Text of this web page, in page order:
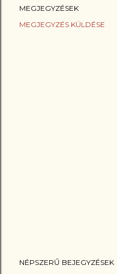
MEGJEGYZÉSEK
MEGJEGYZÉS KÜLDÉSE
NÉPSZERŰ BEJEGYZÉSEK